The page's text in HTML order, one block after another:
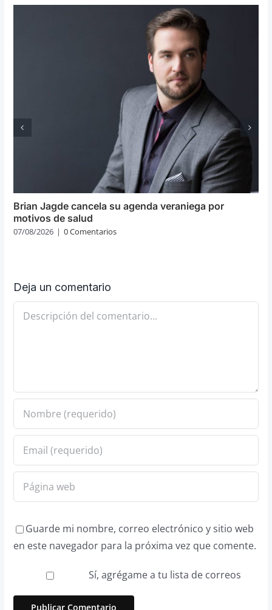
Brian Jagde cancela su agenda veraniega por
motivos de salud
07/08/2026 | 0 Comentarios
Deja un comentario
Comentario
Guarde mi nombre, correo electrónico y sitio web
en este navegador para la próxima vez que comente.
Sí, agrégame a tu lista de correos